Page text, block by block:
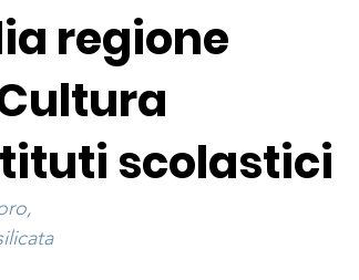
regione
scolastici